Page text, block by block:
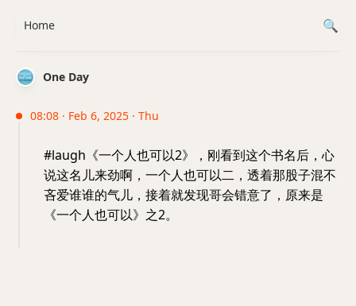
One Day
08:08 · Feb 6, 2025 · Thu
#laugh《一个人也可以2》，刚看到这个书名后，心
说这名儿来劲啊，一个人也可以二，透着那股子混不
吝爱谁谁的气儿，接着就发现哥会错意了，原来是
《一个人也可以》之2。
Home